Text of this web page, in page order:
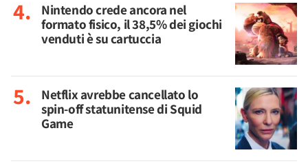
Nintendo crede ancora nel
formato fisico, il 38,5% dei giochi
venduti è su cartuccia
Netflix avrebbe cancellato lo
spin-off statunitense di Squid
Game